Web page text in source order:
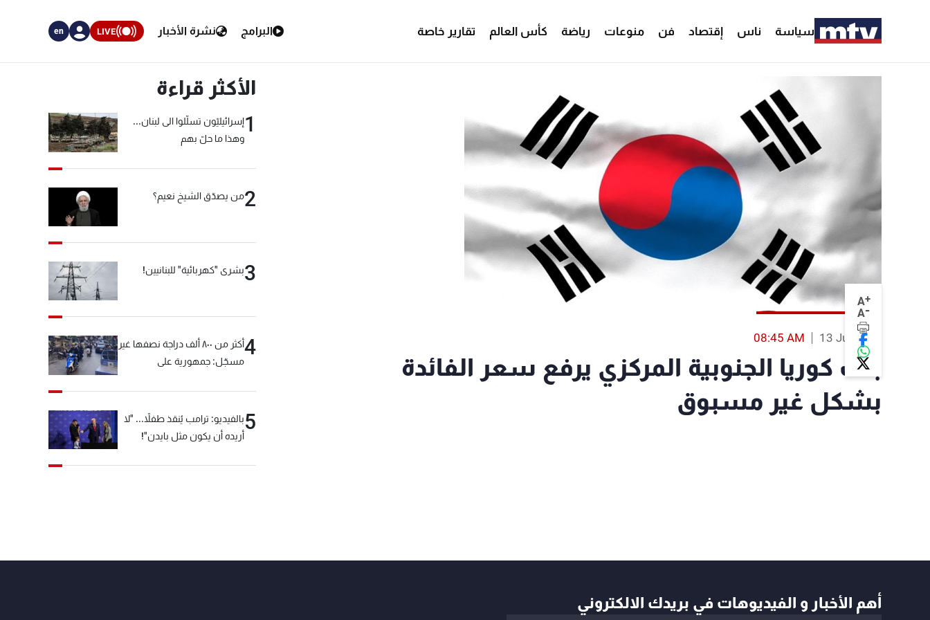
سياسة ناس إقتصاد فن منوعات رياضة كأس العالم تقارير خاصة البرامج نشرة الأخبار LIVE
en
A+
A-
13 Jul 2022
08:45 AM
بنك كوريا الجنوبية المركزي يرفع سعر الفائدة
بشكل غير مسبوق
الأكثر قراءة
1إسرائيليّون تسلّلوا الى لبنان...
وهذا ما حلّ بهم
2من يصدّق الشيخ نعيم؟
3بشرى "كهربائية" للبنانيين!
4
أكثر من ٨٠٠ ألف دراجة نصفها غير
مسجّل: جمهورية على
5بالفيديو: ترامب يُنقذ طفلاً... "لا
أريده أن يكون مثل بايدن"!
أهم الأخبار و الفيديوهات في بريدك الالكتروني